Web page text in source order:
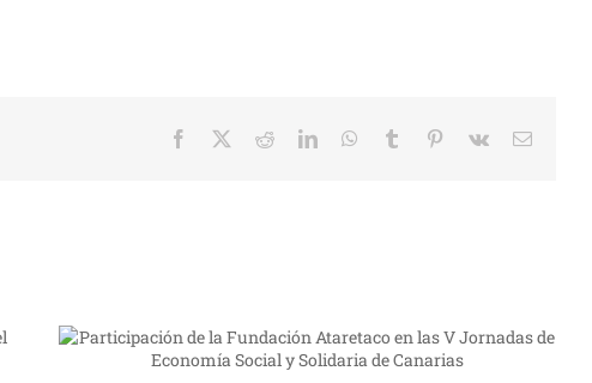
Facebook RedditLinkedInWhatsApp
Tumblr Pinterest
Vk
Correo